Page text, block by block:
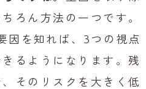
ろん方法の一つです。
因を知れば、3つの視点
るようになります。残
そのリスクを大きく低